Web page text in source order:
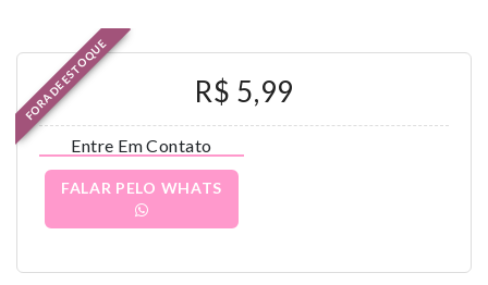
FORA DE ESTOQUE R$ 5,99
Entre Em Contato
FALAR PELO WHATS